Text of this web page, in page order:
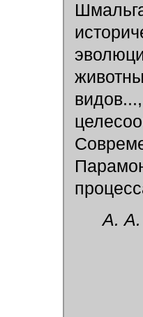
А. А.